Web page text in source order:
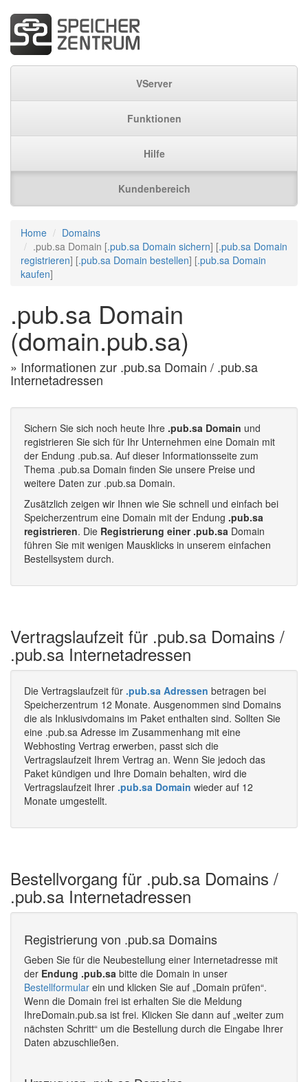
VServer
Funktionen
Hilfe
Kundenbereich
Home
Domains
.pub.sa Domain [.pub.sa Domain sichern] [.pub.sa Domain
registrieren] [.pub.sa Domain bestellen] [.pub.sa Domain
kaufen]
.pub.sa Domain
(domain.pub.sa)
» Informationen zur .pub.sa Domain / .pub.sa
Internetadressen
Sichern Sie sich noch heute Ihre .pub.sa Domain und
registrieren Sie sich für Ihr Unternehmen eine Domain mit
der Endung .pub.sa. Auf dieser Informationsseite zum
Thema .pub.sa Domain finden Sie unsere Preise und
weitere Daten zur .pub.sa Domain.
Zusätzlich zeigen wir Ihnen wie Sie schnell und einfach bei
Speicherzentrum eine Domain mit der Endung .pub.sa
registrieren. Die Registrierung einer .pub.sa Domain
führen Sie mit wenigen Mausklicks in unserem einfachen
Bestellsystem durch.
Vertragslaufzeit für .pub.sa Domains /
.pub.sa Internetadressen
Die Vertragslaufzeit für .pub.sa Adressen betragen bei
Speicherzentrum 12 Monate. Ausgenommen sind Domains
die als Inklusivdomains im Paket enthalten sind. Sollten Sie
eine .pub.sa Adresse im Zusammenhang mit eine
Webhosting Vertrag erwerben, passt sich die
Vertragslaufzeit Ihrem Vertrag an. Wenn Sie jedoch das
Paket kündigen und Ihre Domain behalten, wird die
Vertragslaufzeit Ihrer .pub.sa Domain wieder auf 12
Monate umgestellt.
Bestellvorgang für .pub.sa Domains /
.pub.sa Internetadressen
Registrierung von .pub.sa Domains
Geben Sie für die Neubestellung einer Internetadresse mit
der Endung .pub.sa bitte die Domain in unser
Bestellformular ein und klicken Sie auf „Domain prüfen“.
Wenn die Domain frei ist erhalten Sie die Meldung
IhreDomain.pub.sa ist frei. Klicken Sie dann auf „weiter zum
nächsten Schritt“ um die Bestellung durch die Eingabe Ihrer
Daten abzuschließen.